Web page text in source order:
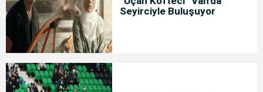
Seyirciyle Buluşuyor